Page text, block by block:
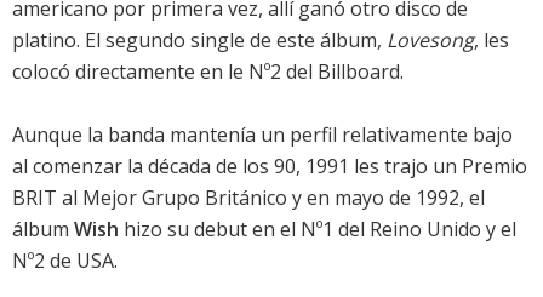
americano por primera vez, allí ganó otro disco de
platino. El segundo single de este álbum, Lovesong, les
colocó directamente en le Nº2 del Billboard.
Aunque la banda mantenía un perfil relativamente bajo
al comenzar la década de los 90, 1991 les trajo un Premio
BRIT al Mejor Grupo Británico y en mayo de 1992, el
álbum Wish hizo su debut en el Nº1 del Reino Unido y el
Nº2 de USA.